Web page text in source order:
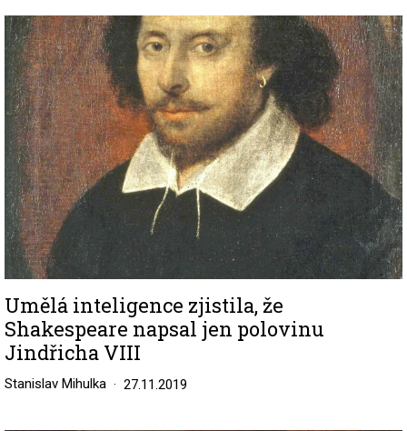
Image
Umělá inteligence zjistila, že
Shakespeare napsal jen polovinu
Jindřicha VIII
Stanislav Mihulka 27.11.2019